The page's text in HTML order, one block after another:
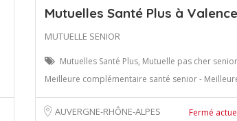
Mutuelles Santé Plus à Valence
MUTUELLE SENIOR
Mutuelles Santé Plus, Mutuelle pas cher
Meilleure complémentaire santé senior -
AUVERGNE-RHÔNE-ALPES Fermé